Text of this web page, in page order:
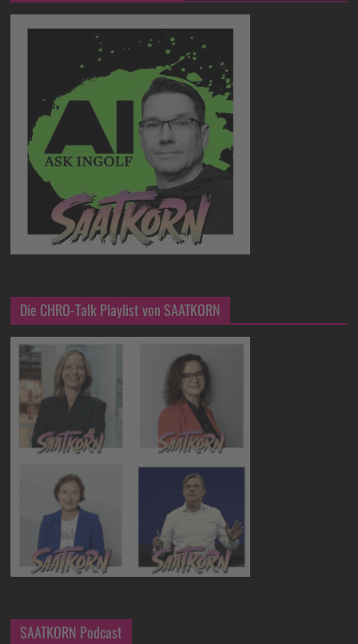
Die CHRO-Talk Playlist von SAATKORN
SAATKORN Podcast